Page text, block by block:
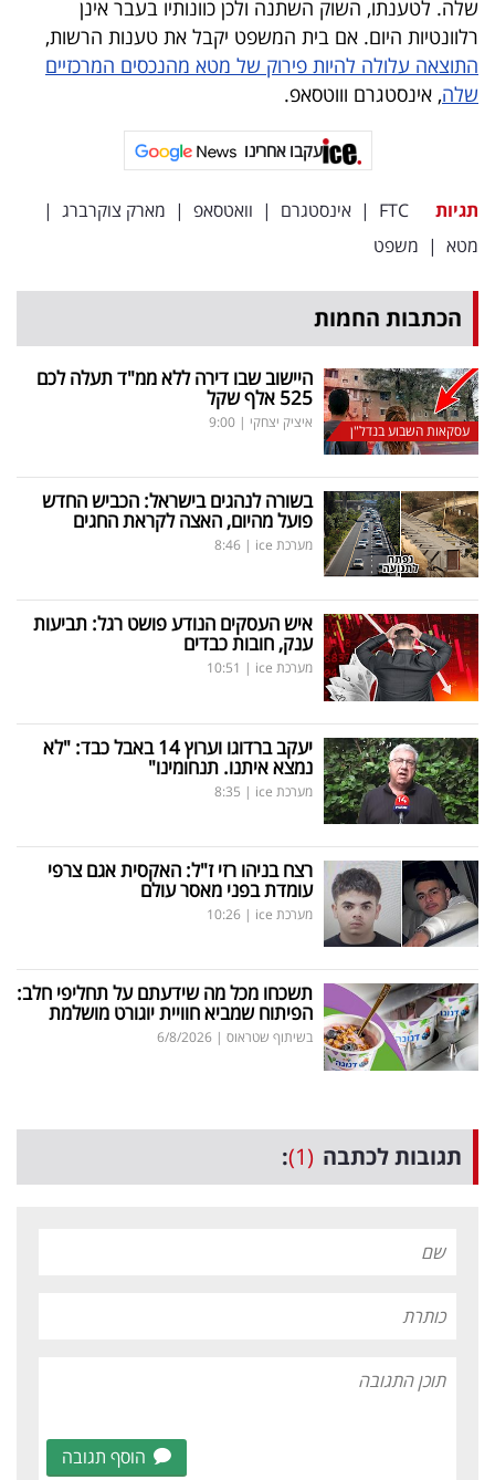
שלה. לטענתו, השוק השתנה ולכן כוונותיו בעבר אינן
רלוונטיות היום. אם בית המשפט יקבל את טענות הרשות,
התוצאה עלולה להיות פירוק של מטא מהנכסים המרכזיים
שלה, אינסטגרם וווטסאפ.
עקבו אחרינו
תגיות FTC
| אינסטגרם | וואטסאפ | מארק צוקרברג |
מטא | משפט
הכתבות החמות
עסקאות השבוע בנדל"ן
היישוב שבו דירה ללא ממ"ד תעלה לכם
525 אלף שקל
איציק יצחקי |
9:00
בשורה לנהגים בישראל: הכביש החדש
פועל מהיום, האצה לקראת החגים
מערכת ice |
8:46
איש העסקים הנודע פושט רגל: תביעות
ענק, חובות כבדים
מערכת ice |
10:51
יעקב ברדוגו וערוץ 14 באבל כבד: "לא
נמצא איתנו. תנחומינו"
מערכת ice |
8:35
רצח בניהו רזי ז"ל: האקסית אגם צרפי
עומדת בפני מאסר עולם
מערכת ice |
10:26
תשכחו מכל מה שידעתם על תחליפי חלב:
הפיתוח שמביא חוויית יוגורט מושלמת
בשיתוף שטראוס |
6/8/2026
תגובות לכתבה (1)
:
הוסף תגובה